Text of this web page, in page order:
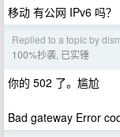
移动 有公网 IPv6 吗？
Replied to a topic by
100%抄袭, 已实锤
你的 502 了。尴尬
Bad gateway Error